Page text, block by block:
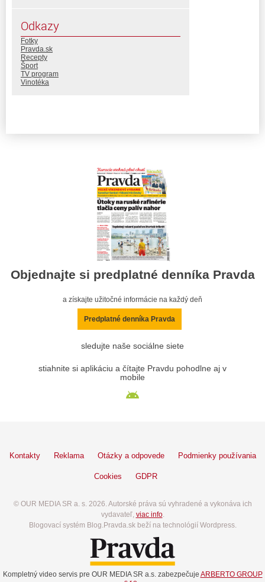
Odkazy
Fotky
Pravda.sk
Recepty
Šport
TV program
Vinotéka
Objednajte si predplatné denníka Pravda
a získajte užitočné informácie na každý deň
Predplatné denníka Pravda
sledujte naše sociálne siete
stiahnite si aplikáciu a čítajte Pravdu pohodlne aj v
mobile
Kontakty Reklama Otázky a odpovede Podmienky používania
Cookies GDPR
© OUR MEDIA SR a. s. 2026. Autorské práva sú vyhradené a vykonáva ich
vydavateľ, viac info.
Blogovací systém Blog.Pravda.sk beží na technológií Wordpress.
Kompletný video servis pre OUR MEDIA SR a.s. zabezpečuje ARBERTO GROUP